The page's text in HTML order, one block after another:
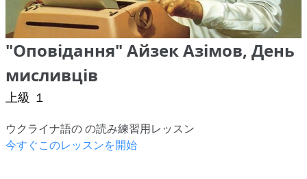
"Оповідання" Айзек Азімов, День
мисливців
上級 １
ウクライナ語の の読み練習用レッスン
今すぐこのレッスンを開始